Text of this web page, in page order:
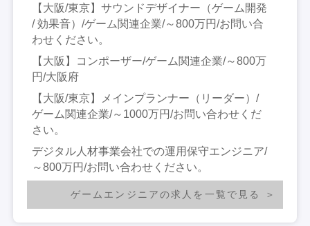
【大阪/東京】サウンドデザイナー（ゲーム開発
/ 効果音）/ゲーム関連企業/～800万円/お問い合
わせください。
【大阪】コンポーザー/ゲーム関連企業/～800万
円/大阪府
【大阪/東京】メインプランナー（リーダー）/
ゲーム関連企業/～1000万円/お問い合わせくだ
さい。
デジタル人材事業会社での運用保守エンジニア/
～800万円/お問い合わせください。
ゲームエンジニアの求人を一覧で見る